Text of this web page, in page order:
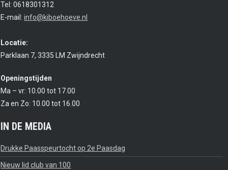
Tel: 0618301312
E-mail:info@kiboehoeve.nl
Locatie:
Parklaan 7, 3335 LM Zwijndrecht
Openingstijden
Ma – vr: 10.00 tot 17.00
Za en Zo: 10.00 tot 16.00
IN DE MEDIA
Drukke Paasspeurtocht op 2e Paasdag
Nieuw lid club van 100